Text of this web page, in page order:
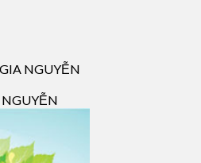
NGUYỄN
NGUYỄN